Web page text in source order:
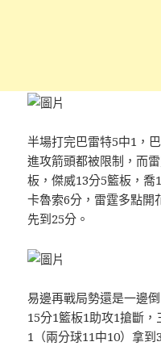
半場打完巴雷特5中1，
進攻箭頭都被限制，而
板，傑威13分5籃板，喬
卡魯索6分，雷霆多點開
先到25分。
易邊再戰局勢還是一邊
15分1籃板1助攻1搶斷
1（兩分球11中10）拿